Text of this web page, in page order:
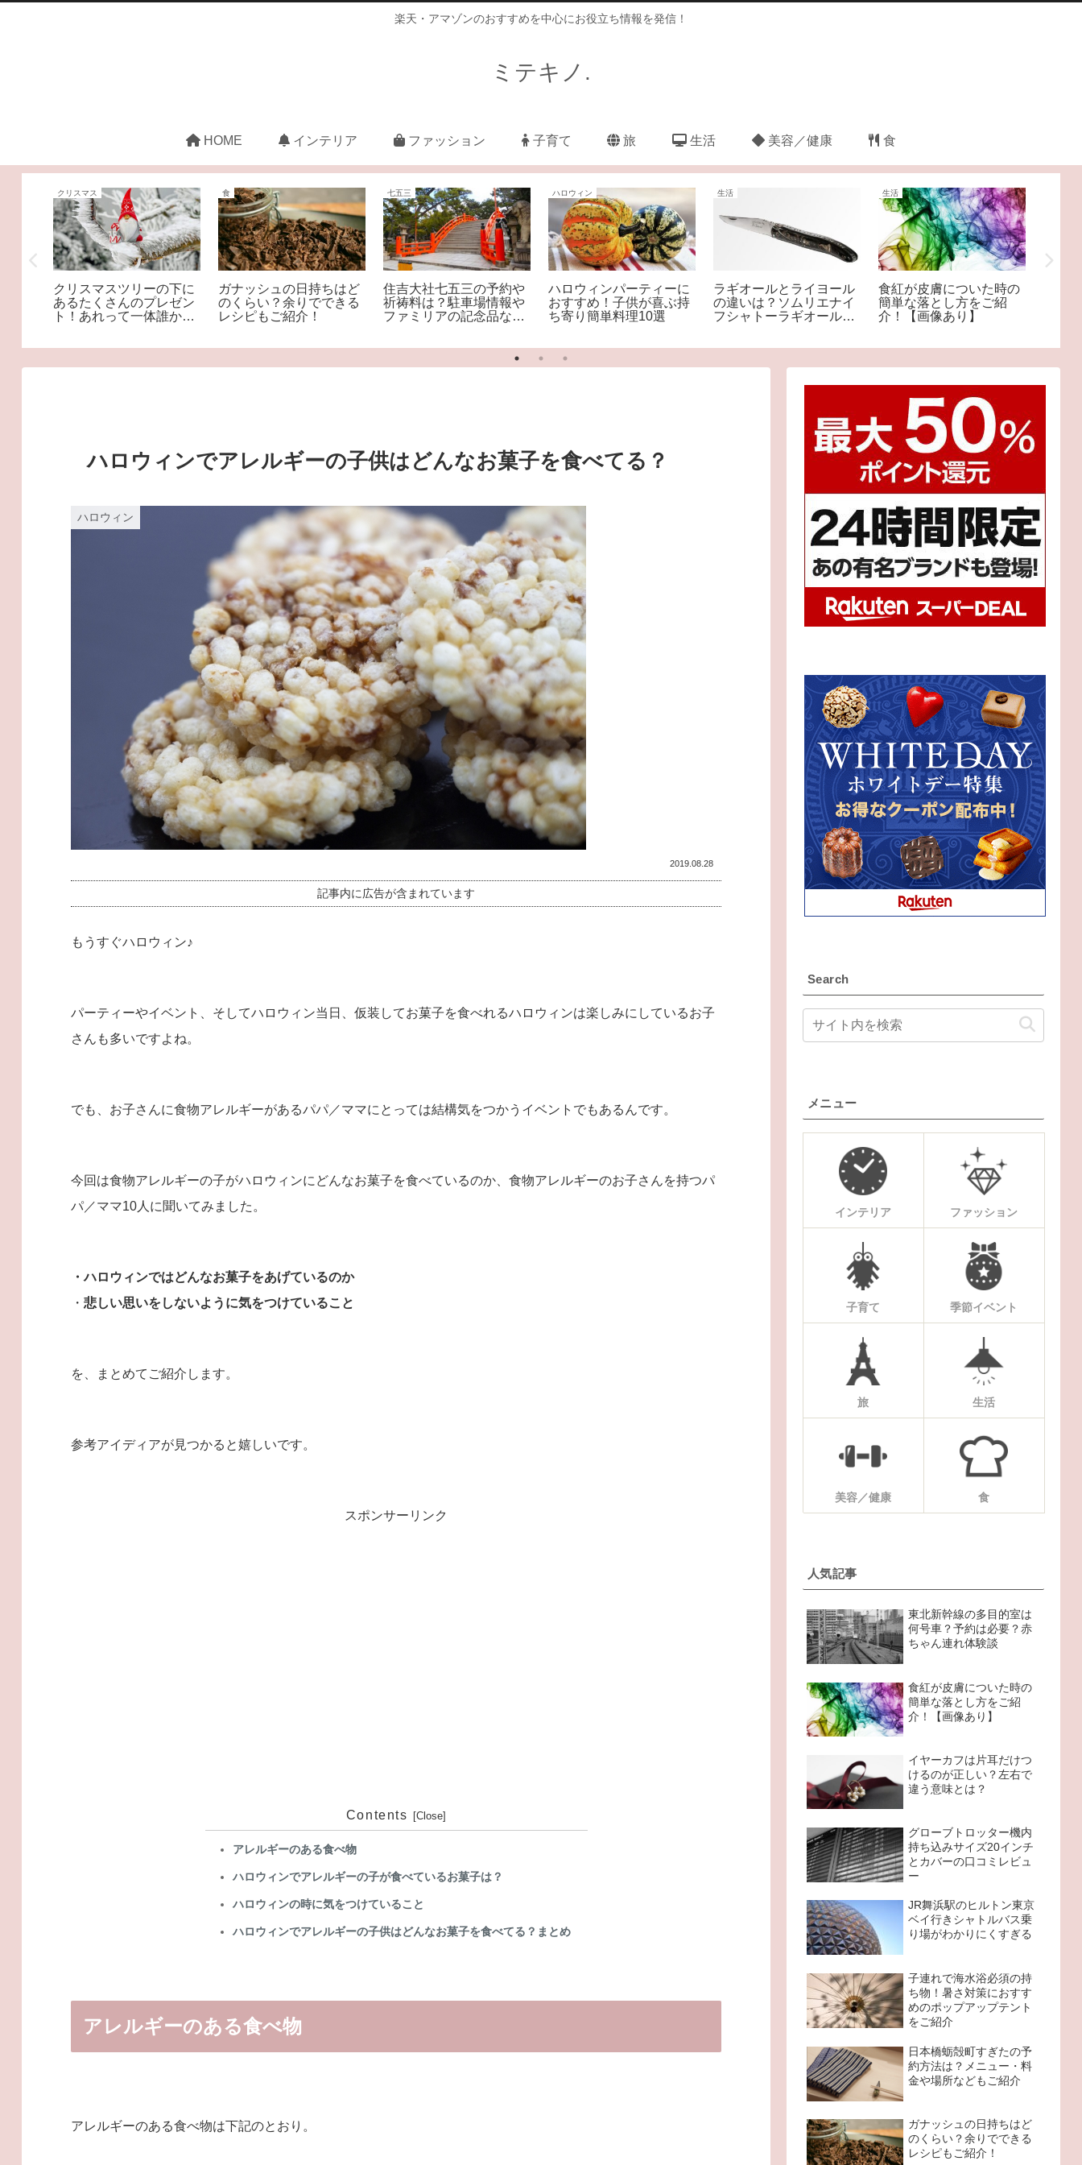
楽天・アマゾンのおすすめを中心にお役立ち情報を発信！
ミテキノ.
HOME インテリア ファッション 子育て 旅 生活 美容／健康 食
クリスマス
クリスマスツリーの下に
あるたくさんのプレゼン
ト！あれって一体誰から
食
ガナッシュの日持ちはど
のくらい？余りでできる
レシピもご紹介！
七五三
住吉大社七五三の予約や
祈祷料は？駐車場情報や
ファミリアの記念品など
ハロウィン
ハロウィンパーティーに
おすすめ！子供が喜ぶ持
ち寄り簡単料理10選
生活
ラギオールとライヨール
の違いは？ソムリエナイ
フシャトーラギオールは
生活
食紅が皮膚についた時の
簡単な落とし方をご紹
介！【画像あり】
ハロウィンでアレルギーの子供はどんなお菓子を食べてる？
ハロウィン
2019.08.28
記事内に広告が含まれています
もうすぐハロウィン♪
パーティーやイベント、そしてハロウィン当日、仮装してお菓子を食べれるハロウィンは楽しみにしているお子
さんも多いですよね。
でも、お子さんに食物アレルギーがあるパパ／ママにとっては結構気をつかうイベントでもあるんです。
今回は食物アレルギーの子がハロウィンにどんなお菓子を食べているのか、食物アレルギーのお子さんを持つパ
パ／ママ10人に聞いてみました。
・ハロウィンではどんなお菓子をあげているのか
・ 悲しい思いをしないように気をつけていること
を、まとめてご紹介します。
参考アイディアが見つかると嬉しいです。
スポンサーリンク
Contents
アレルギーのある食べ物
ハロウィンでアレルギーの子が食べているお菓子は？
ハロウィンの時に気をつけていること
ハロウィンでアレルギーの子供はどんなお菓子を食べてる？まとめ
アレルギーのある食べ物
アレルギーのある食べ物は下記のとおり。
Search
メニュー
インテリア ファッション
子育て 季節イベント
旅 生活
美容／健康 食
人気記事
東北新幹線の多目的室は
何号車？予約は必要？赤
ちゃん連れ体験談
食紅が皮膚についた時の
簡単な落とし方をご紹
介！【画像あり】
イヤーカフは片耳だけつ
けるのが正しい？左右で
違う意味とは？
グローブトロッター機内
持ち込みサイズ20インチ
とカバーの口コミレビュ
ー
JR舞浜駅のヒルトン東京
ベイ行きシャトルバス乗
り場がわかりにくすぎる
子連れで海水浴必須の持
ち物！暑さ対策におすす
めのポップアップテント
をご紹介
日本橋蛎殻町すぎたの予
約方法は？メニュー・料
金や場所などもご紹介
ガナッシュの日持ちはど
のくらい？余りでできる
レシピもご紹介！